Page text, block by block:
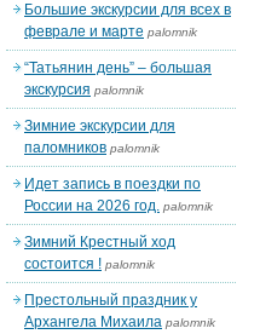
Большие экскурсии для всех в
феврале и марте palomnik
“Татьянин день” – большая
экскурсия palomnik
Зимние экскурсии для
паломников palomnik
Идет запись в поездки по
России на 2026 год. palomnik
Зимний Крестный ход
состоится ! palomnik
Престольный праздник у
Архангела Михаила palomnik